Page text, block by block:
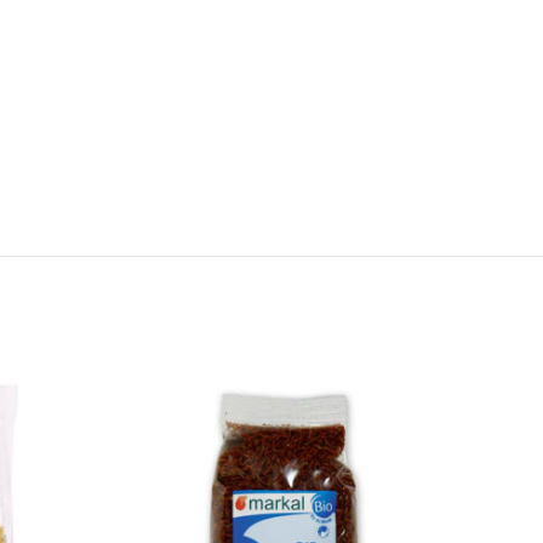
Ajouter au panier